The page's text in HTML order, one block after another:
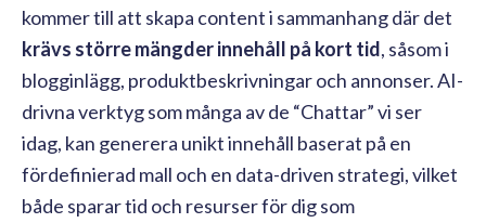
kommer till att skapa content i sammanhang där det
krävs större mängder innehåll på kort tid, såsom i
blogginlägg, produktbeskrivningar och annonser. AI-
drivna verktyg som många av de “Chattar” vi ser
idag, kan generera unikt innehåll baserat på en
fördefinierad mall och en data-driven strategi, vilket
både sparar tid och resurser för dig som